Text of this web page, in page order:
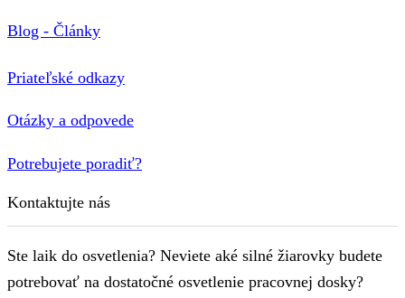
Blog - Články
Priateľské odkazy
Otázky a odpovede
Potrebujete poradiť?
Kontaktujte nás
Ste laik do osvetlenia? Neviete aké silné žiarovky budete
potrebovať na dostatočné osvetlenie pracovnej dosky?